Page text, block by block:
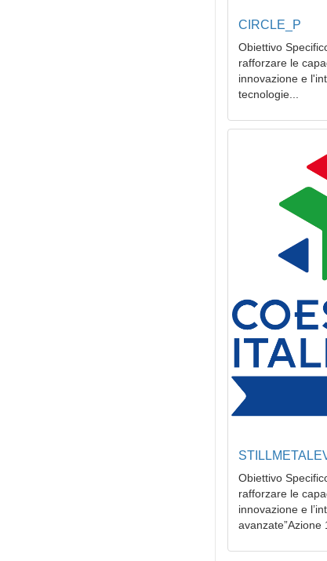
CIRCLE_P
Obiettivo
rafforzare le
innovazione e
tecnologie...
Obiettivo
rafforzare le
innovazione e
avanzate”Azione